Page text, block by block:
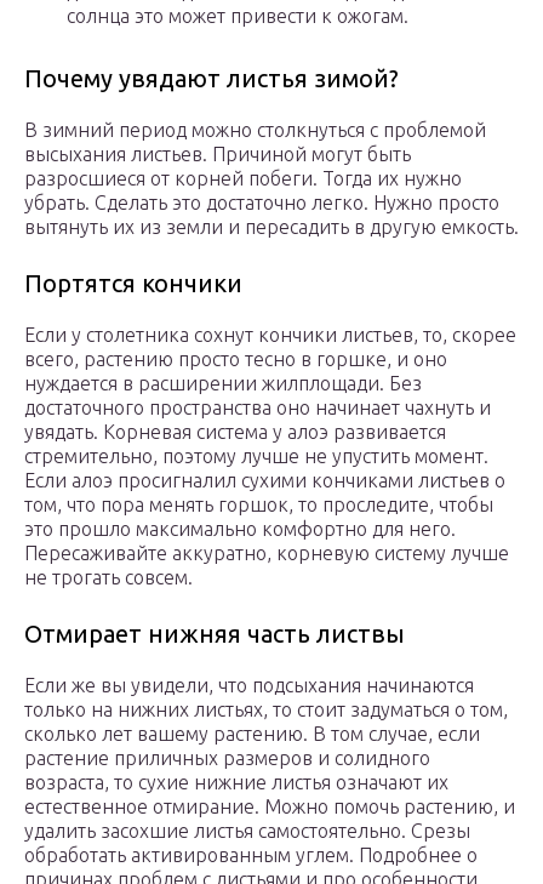
солнца это может привести к ожогам.
Почему увядают листья зимой?
В зимний период можно столкнуться с проблемой
высыхания листьев. Причиной могут быть
разросшиеся от корней побеги. Тогда их нужно
убрать. Сделать это достаточно легко. Нужно просто
вытянуть их из земли и пересадить в другую емкость.
Портятся кончики
Если у столетника сохнут кончики листьев, то, скорее
всего, растению просто тесно в горшке, и оно
нуждается в расширении жилплощади. Без
достаточного пространства оно начинает чахнуть и
увядать. Корневая система у алоэ развивается
стремительно, поэтому лучше не упустить момент.
Если алоэ просигналил сухими кончиками листьев о
том, что пора менять горшок, то проследите, чтобы
это прошло максимально комфортно для него.
Пересаживайте аккуратно, корневую систему лучше
не трогать совсем.
Отмирает нижняя часть листвы
Если же вы увидели, что подсыхания начинаются
только на нижних листьях, то стоит задуматься о том,
сколько лет вашему растению. В том случае, если
растение приличных размеров и солидного
возраста, то сухие нижние листья означают их
естественное отмирание. Можно помочь растению, и
удалить засохшие листья самостоятельно. Срезы
обработать активированным углем. Подробнее о
причинах проблем с листьями и про особенности